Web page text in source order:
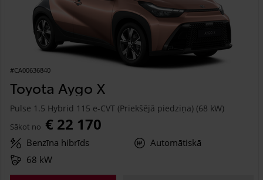
#CA00636840
Toyota Aygo X
Pulse 1.5 Hybrid 115 e-CVT (Priekšējā piedziņa) (68 kW)
Sākot no € 22 170
Benzīna hibrīds
Automātiskā
68 kW